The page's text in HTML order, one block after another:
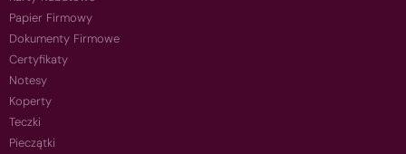
Papier Firmowy
Dokumenty Firmowe
Certyfikaty
Notesy
Koperty
Teczki
Pieczątki